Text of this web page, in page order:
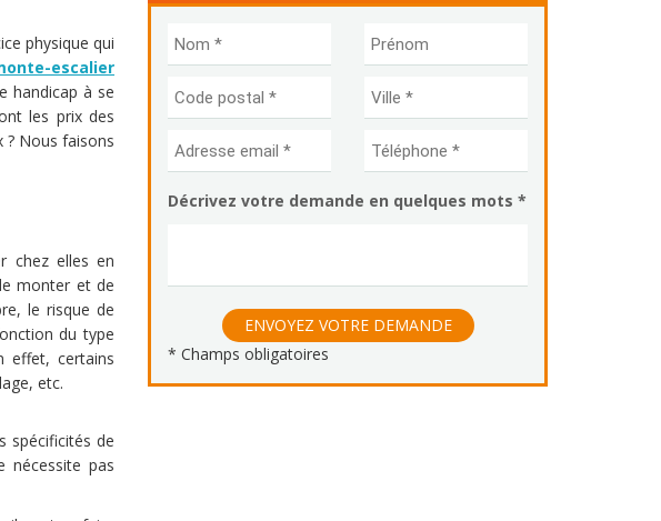
physique qui
escalier
handicap à se
les prix des
Nous faisons
chez elles en
monter et de
le risque de
du type
effet, certains
etc.
spécificités de
nécessite pas